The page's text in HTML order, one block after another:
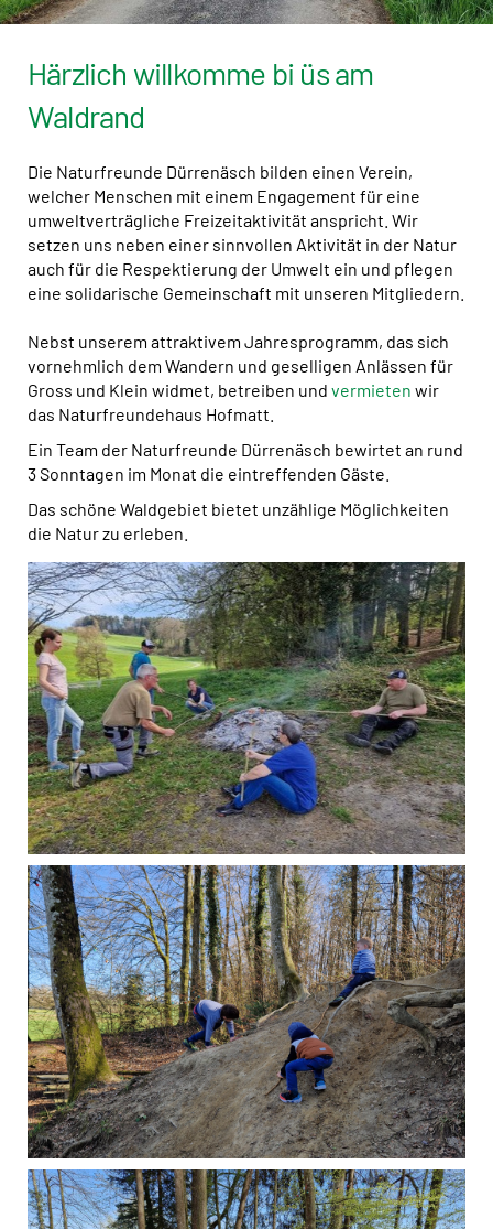
Härzlich willkomme bi üs am
Waldrand
Die Naturfreunde Dürrenäsch bilden einen Verein,
welcher Menschen mit einem Engagement für eine
umweltverträgliche Freizeitaktivität anspricht. Wir
setzen uns neben einer sinnvollen Aktivität in der Natur
auch für die Respektierung der Umwelt ein und pflegen
eine solidarische Gemeinschaft mit unseren Mitgliedern.
Nebst unserem attraktivem Jahresprogramm, das sich
vornehmlich dem Wandern und geselligen Anlässen für
Gross und Klein widmet, betreiben und vermieten wir
das Naturfreundehaus Hofmatt.
Ein Team der Naturfreunde Dürrenäsch bewirtet an rund
3 Sonntagen im Monat die eintreffenden Gäste.
Das schöne Waldgebiet bietet unzählige Möglichkeiten
die Natur zu erleben.